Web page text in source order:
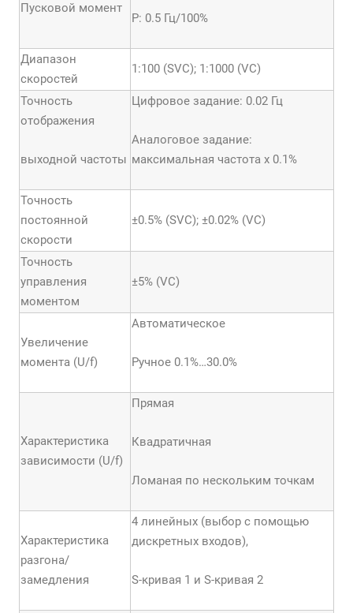
Пусковой момент
Р: 0.5 Гц/100%
Диапазон
скоростей
1:100 (SVC); 1:1000 (VC)
Точность
отображения
выходной частоты
Цифровое задание: 0.02 Гц
Аналоговое задание:
максимальная частота х 0.1%
Точность
постоянной
скорости
±0.5% (SVC); ±0.02% (VC)
Точность
управления
моментом
±5% (VC)
Увеличение
момента (U/f)
Автоматическое
Ручное 0.1%…30.0%
Характеристика
зависимости (U/f)
Прямая
Квадратичная
Ломаная по нескольким точкам
Характеристика
разгона/
замедления
4 линейных (выбор с помощью
дискретных входов),
S-кривая 1 и S-кривая 2